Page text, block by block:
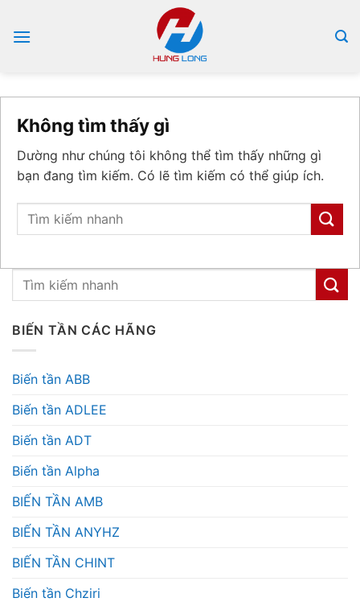
qua
BIẾN TẦN CÁC HÃNG
Biến tần ABB
Biến tần ADLEE
Biến tần ADT
Biến tần Alpha
BIẾN TẦN AMB
BIẾN TẦN ANYHZ
BIẾN TẦN CHINT
Biến tần Chziri
Không tìm thấy gì
Dường như chúng tôi không thể tìm thấy những gì
bạn đang tìm kiếm. Có lẽ tìm kiếm có thể giúp ích.